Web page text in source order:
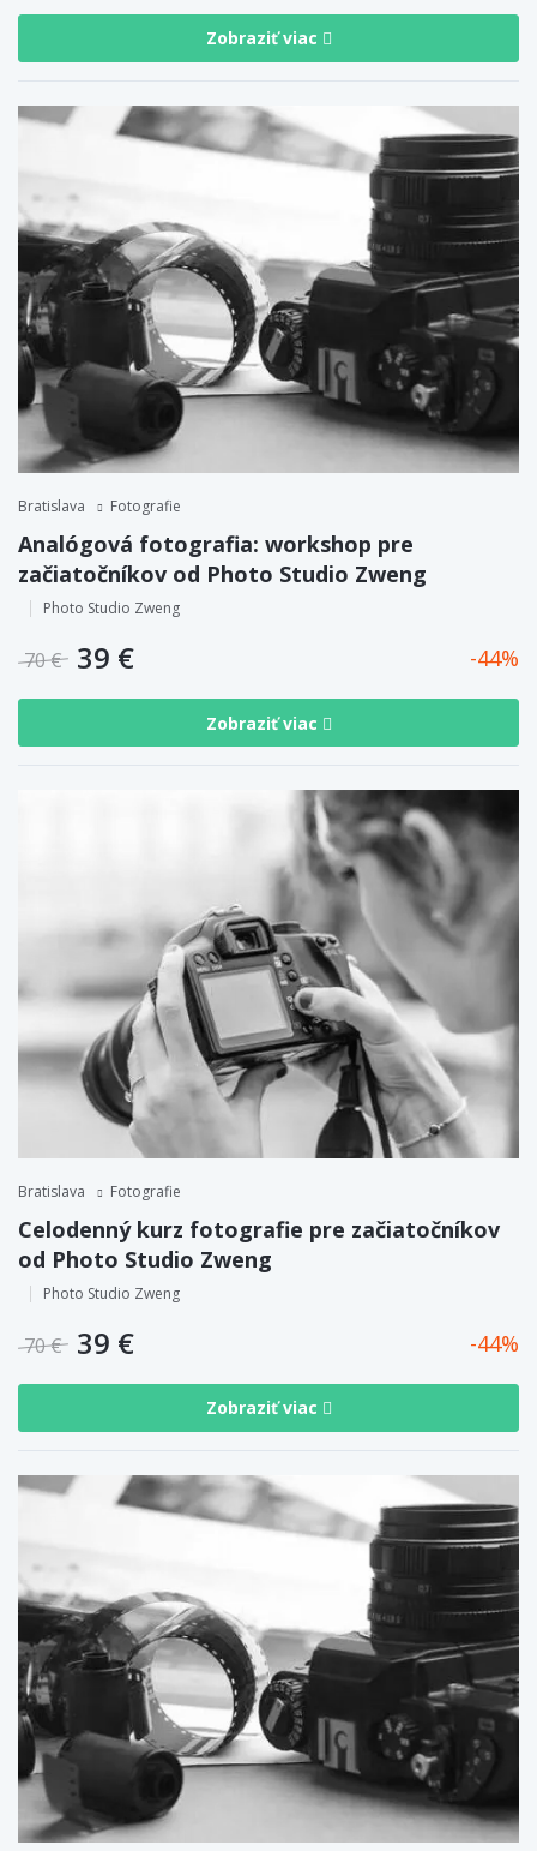
Zobraziť viac
Bratislava Fotografie
Analógová fotografia: workshop pre
začiatočníkov od Photo Studio Zweng
Photo Studio Zweng
70 € 39 € 44
Zobraziť viac
Bratislava Fotografie
Celodenný kurz fotografie pre začiatočníkov
od Photo Studio Zweng
Photo Studio Zweng
70 € 39 € 44
Zobraziť viac